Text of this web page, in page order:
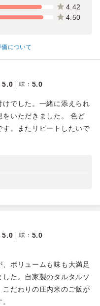
4.42
4.50
価について
5.0 味 ： 5.0
でした。一緒に添えられ
をいただきました。 色ど
す。またリピートしたいで
5.0 味 ： 5.0
ボリュームも味も大満足
た。自家製のタルタルソ
だわりの庄内米のご飯が